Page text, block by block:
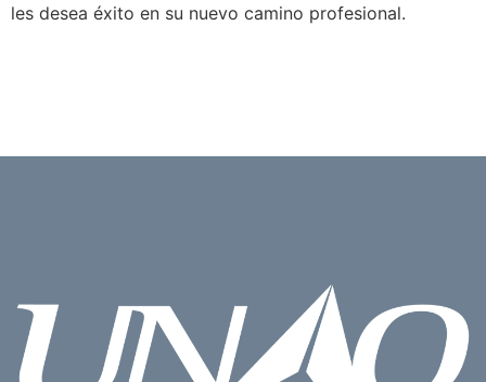
les desea éxito en su nuevo camino profesional.